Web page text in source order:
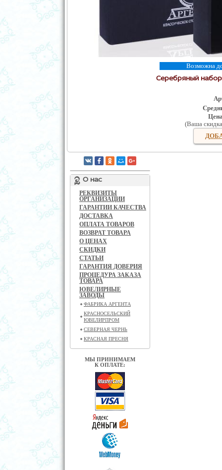
Возможна
Серебряный
(Ваша
О нас
РЕКВИЗИТЫ
ОРГАНИЗАЦИИ
ГАРАНТИИ КАЧЕСТВА
ДОСТАВКА
ОПЛАТА ТОВАРОВ
ВОЗВРАТ ТОВАРА
О ЦЕНАХ
СКИДКИ
СТАТЬИ
ГАРАНТИЯ ДОВЕРИЯ
ПРОЦЕДУРА ЗАКАЗА
ТОВАРА
ЮВЕЛИРНЫЕ
ЗАВОДЫ
ФАБРИКА АРГЕНТА
КРАСНОСЕЛЬСКИЙ
ЮВЕЛИРПРОМ
СЕВЕРНАЯ ЧЕРНЬ
КРАСНАЯ ПРЕСНЯ
МЫ ПРИНИМАЕМ
К ОПЛАТЕ: